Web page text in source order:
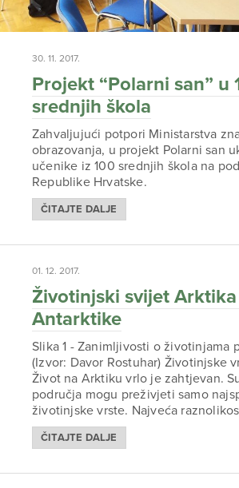
30. 11. 2017.
Projekt “Polarni san” u
srednjih škola
Zahvaljujući potpori Ministarstva
obrazovanja, u projekt Polarni san
učenike iz 100 srednjih škola na
Republike Hrvatske.
ČITAJTE DALJE
01. 12. 2017.
Životinjski svijet
Antarktike
Slika 1 - Zanimljivosti o životinjama
(Izvor: Davor Rostuhar) Životinjske
Život na Arktiku vrlo je zahtjevan.
područja mogu preživjeti samo
životinjske vrste. Najveća
ČITAJTE DALJE